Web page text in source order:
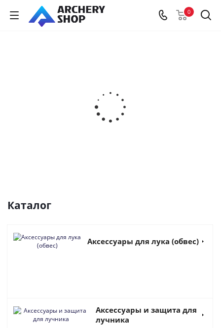
0
Каталог
Аксессуары для лука (обвес)
Аксессуары и защита для
лучника